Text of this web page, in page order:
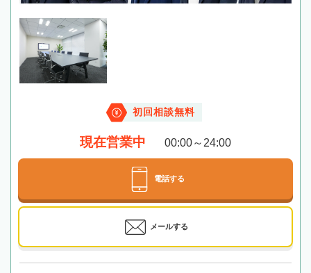
初回相談無料
現在営業中 00:00～24:00
電話する
メールする